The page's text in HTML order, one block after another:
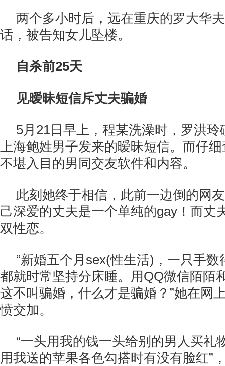
两个多小时后，远在重庆的罗大华
话，被告知女儿坠楼。
自杀前25天
见暧昧短信斥丈夫骗婚
5月21日早上，程某洗澡时，罗洪
上海鲍姓男子发来的暧昧短信。而仔
不堪入目的男同交友软件和内容。
此刻她终于相信，此前一边倒的网
己深爱的丈夫是一个单纯的gay！而丈
双性恋。
“新婚五个月sex(性生活)，一只手
都就时常坚持分床睡。用QQ微信陌陌
这不叫骗婚，什么才是骗婚？”她在网
愤交加。
“一头用我的钱一头给别的男人买礼
用我送的苹果各色勾搭时有没有脸红”